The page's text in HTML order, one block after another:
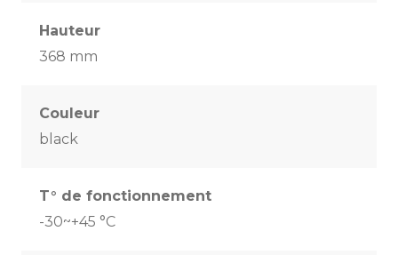
Hauteur
368 mm
Couleur
black
T° de fonctionnement
-30~+45 °C